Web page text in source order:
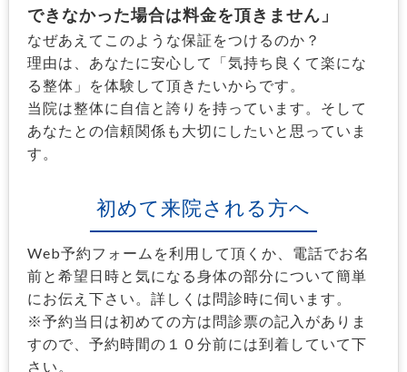
できなかった場合は料金を頂きません」
なぜあえてこのような保証をつけるのか？
理由は、あなたに安心して「気持ち良くて楽にな
る整体」を体験して頂きたいからです。
当院は整体に自信と誇りを持っています。そして
あなたとの信頼関係も大切にしたいと思っていま
す。
初めて来院される方へ
Web予約フォームを利用して頂くか、電話でお名
前と希望日時と気になる身体の部分について簡単
にお伝え下さい。詳しくは問診時に伺います。
※予約当日は初めての方は問診票の記入がありま
すので、予約時間の１０分前には到着していて下
さい。